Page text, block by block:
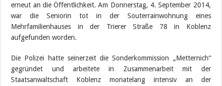
erneut an die Öffentlichkeit. Am Donnerstag, 4. September 2014,
war die Seniorin tot in der Souterrainwohnung eines
Mehrfamilienhauses in der Trierer Straße 78 in Koblenz
aufgefunden worden.
Die Polizei hatte seinerzeit die Sonderkommission „Metternich“
gegründet und arbeitete in Zusammenarbeit mit der
Staatsanwaltschaft Koblenz monatelang intensiv an der